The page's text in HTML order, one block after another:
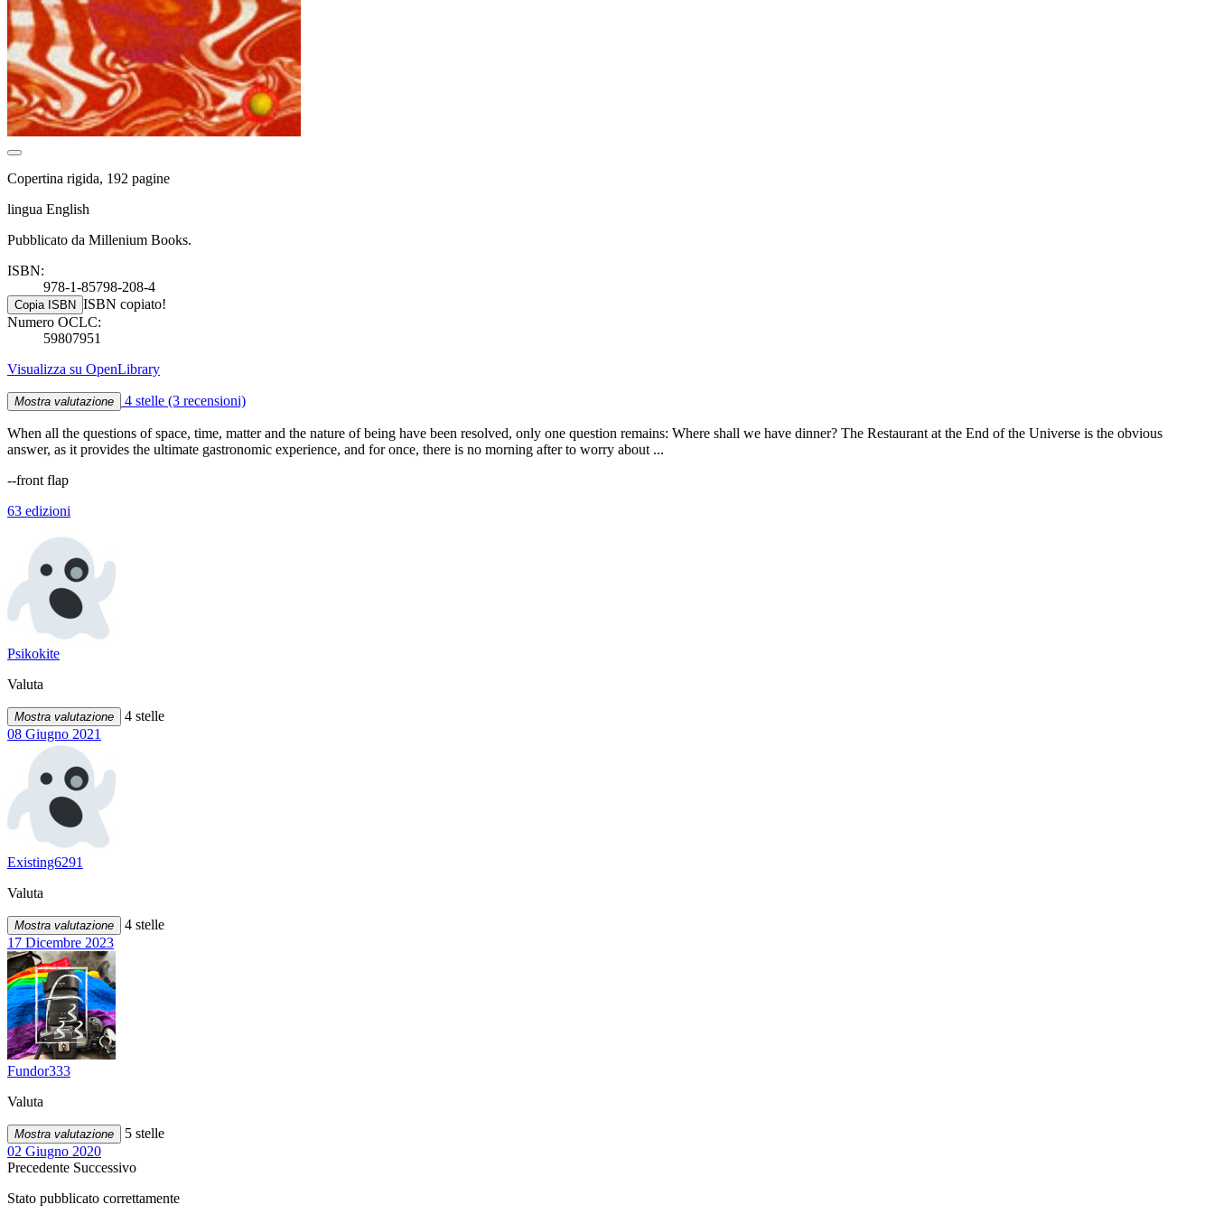
Copertina rigida, 192 pagine
lingua English
Pubblicato da Millenium Books.
ISBN:
978-1-85798-208-4
Copia ISBN ISBN copiato!
Numero OCLC:
59807951
Visualizza su OpenLibrary
Mostra valutazione 4 stelle (3 recensioni)
When all the questions of space, time, matter and the nature of being have been resolved, only one question remains: Where shall we have dinner? The Restaurant at the End of the Universe is the obvious
answer, as it provides the ultimate gastronomic experience, and for once, there is no morning after to worry about ...
--front flap
63 edizioni
Psikokite
Valuta
Mostra valutazione
4 stelle
08 Giugno 2021
Existing6291
Valuta
Mostra valutazione
4 stelle
17 Dicembre 2023
Fundor333
Valuta
Mostra valutazione
5 stelle
02 Giugno 2020
Precedente Successivo
Stato pubblicato correttamente